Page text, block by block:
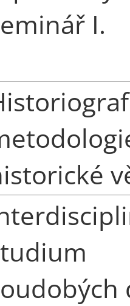
I.